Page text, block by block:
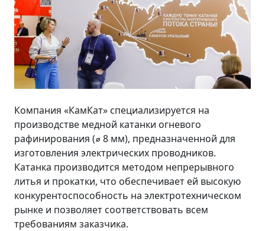
Компания «КамКат» специализируется на
производстве медной катанки огневого
рафинирования (⌀ 8 мм), предназначенной для
изготовления электрических проводников.
Катанка производится методом непрерывного
литья и прокатки, что обеспечивает ей высокую
конкурентоспособность на электротехническом
рынке и позволяет соответствовать всем
требованиям заказчика.